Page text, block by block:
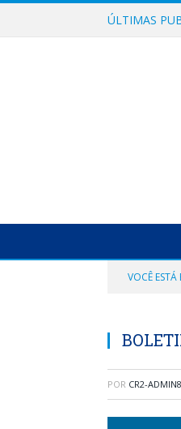
ÚLTIMAS
VOCÊ ESTÁ
POR CR2-ADMIN8